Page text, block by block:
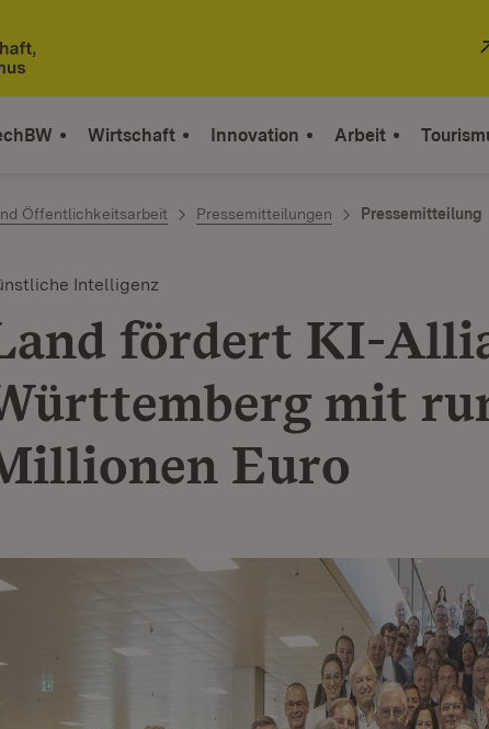
Wirtschaft Innovation Arbeit
Öffentlichkeitsarbeit Pressemitteilungen Pressemitteilung
Intelligenz
fördert KI-
mit
Euro